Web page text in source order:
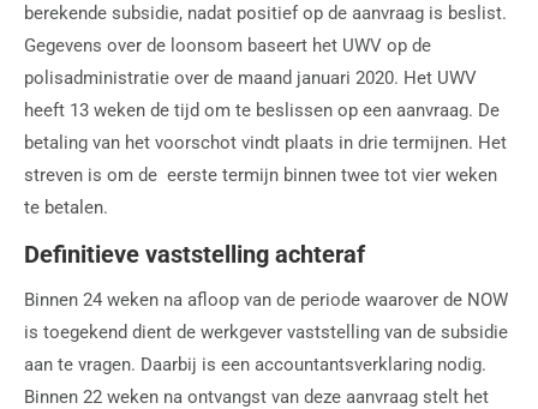
berekende subsidie, nadat positief op de aanvraag is beslist.
Gegevens over de loonsom baseert het UWV op de
polisadministratie over de maand januari 2020. Het UWV
heeft 13 weken de tijd om te beslissen op een aanvraag. De
betaling van het voorschot vindt plaats in drie termijnen. Het
streven is om de eerste termijn binnen twee tot vier weken
te betalen.
Definitieve vaststelling achteraf
Binnen 24 weken na afloop van de periode waarover de NOW
is toegekend dient de werkgever vaststelling van de subsidie
aan te vragen. Daarbij is een accountantsverklaring nodig.
Binnen 22 weken na ontvangst van deze aanvraag stelt het